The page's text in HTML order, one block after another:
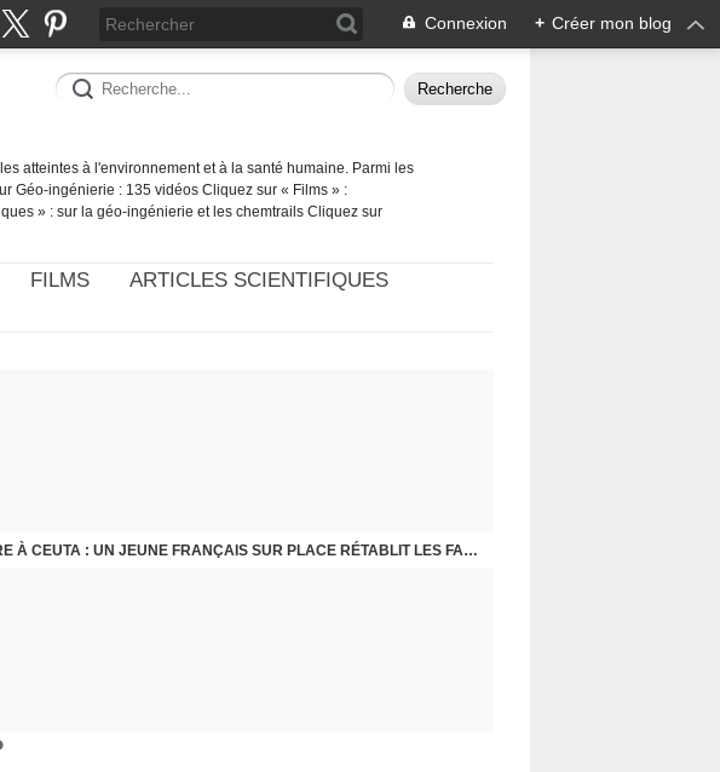
Connexion + Créer mon blog
atteintes à l'environnement et à la santé humaine. Parmi les
Géo-ingénierie : 135 vidéos Cliquez sur « Films » :
» : sur la géo-ingénierie et les chemtrails Cliquez sur
FILMS
ARTICLES SCIENTIFIQUES
CRISE MIGRATOIRE À CEUTA : UN JEUNE FRANÇAIS SUR PLACE RÉTABLIT LES FAITS ! - RAPHAËL AYMA